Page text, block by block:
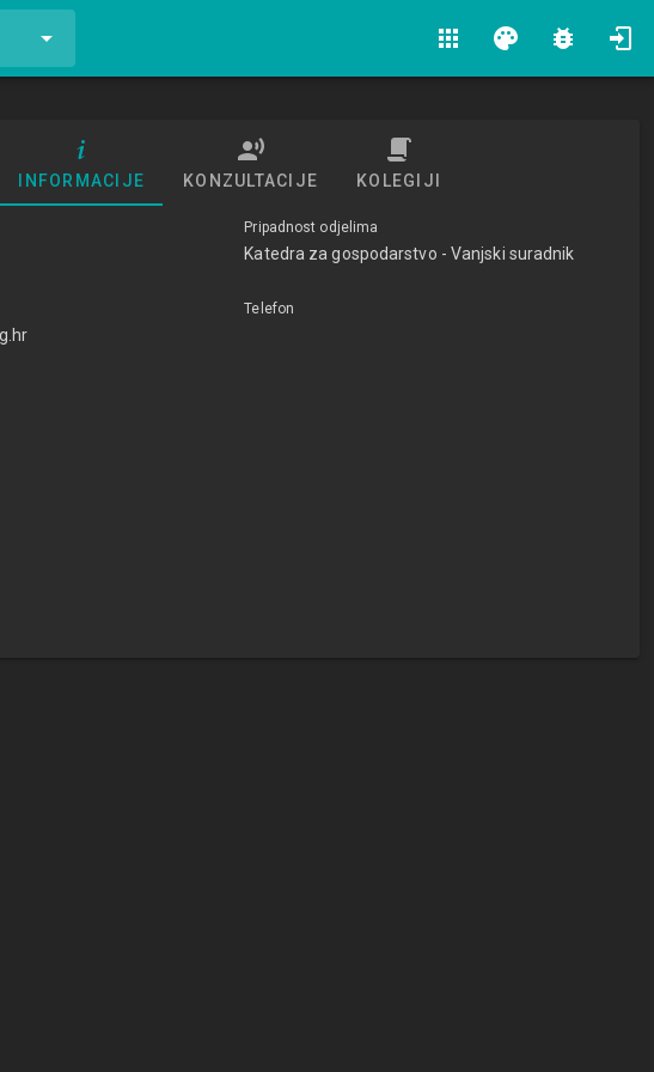
apps palette bug_report
INFORMACIJE KONZULTACIJE KOLEGIJI
Pripadnost odjelima
Katedra za gospodarstvo - Vanjski suradnik
Telefon